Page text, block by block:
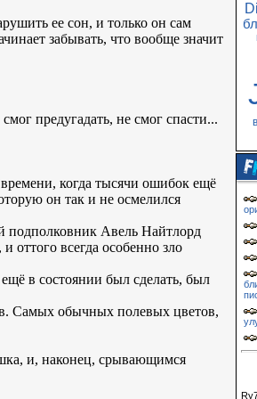
ее сон, и только он сам
забывать, что вообще значит
предугадать, не смог спасти...
когда тысячи ошибок ещё
он так и не осмелился
подполковник Авель Найтлорд
оттого всегда особенно зло
в состоянии был сделать, был
Самых обычных полевых цветов,
и, наконец, срывающимся